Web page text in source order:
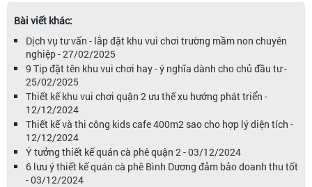
Bài viết khác:
Dịch vụ tư vấn - lắp đặt khu vui chơi trường mầm non chuyên
nghiệp - 27/02/2025
9 Tip đặt tên khu vui chơi hay - ý nghĩa dành cho chủ đầu tư -
25/02/2025
Thiết kế khu vui chơi quận 2 ưu thế xu hướng phát triển -
12/12/2024
Thiết kế và thi công kids cafe 400m2 sao cho hợp lý diện tích -
12/12/2024
Ý tưởng thiết kế quán cà phê quận 2 - 03/12/2024
6 lưu ý thiết kế quán cà phê Bình Dương đảm bảo doanh thu tốt
- 03/12/2024